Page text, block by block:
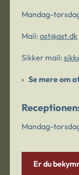
Mandag-
Mail: ast@ast.dk
Sikker mail:
Se mere om
Mandag-
Er du